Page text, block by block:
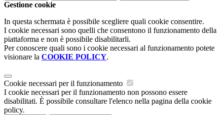
Gestione cookie
In questa schermata è possibile scegliere quali cookie consentire.
I cookie necessari sono quelli che consentono il funzionamento della
piattaforma e non è possibile disabilitarli.
Per conoscere quali sono i cookie necessari al funzionamento potete
visionare la COOKIE POLICY.
Cookie necessari per il funzionamento
I cookie necessari per il funzionamento non possono essere
disabilitati. È possibile consultare l'elenco nella pagina della cookie
policy.